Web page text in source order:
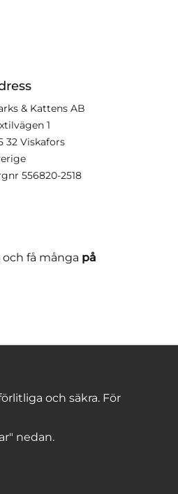
& Kattens AB
1
32 Viskafors
556820-2518
och få många på
och säkra. För
nedan.